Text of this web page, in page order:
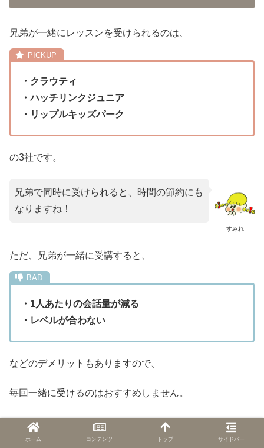
兄弟が一緒にレッスンを受けられるのは、
・クラウティ
・ハッチリンクジュニア
・リップルキッズパーク
の3社です。
すみれ
兄弟で同時に受けられると、時間の節約にも
なりますね！
ただ、兄弟が一緒に受講すると、
・1人あたりの会話量が減る
・レベルが合わない
などのデメリットもありますので、
毎回一緒に受けるのはおすすめしません。
子供のオンライン英会話【兄弟アカウ
ホーム コンテンツ トップ サイドバー